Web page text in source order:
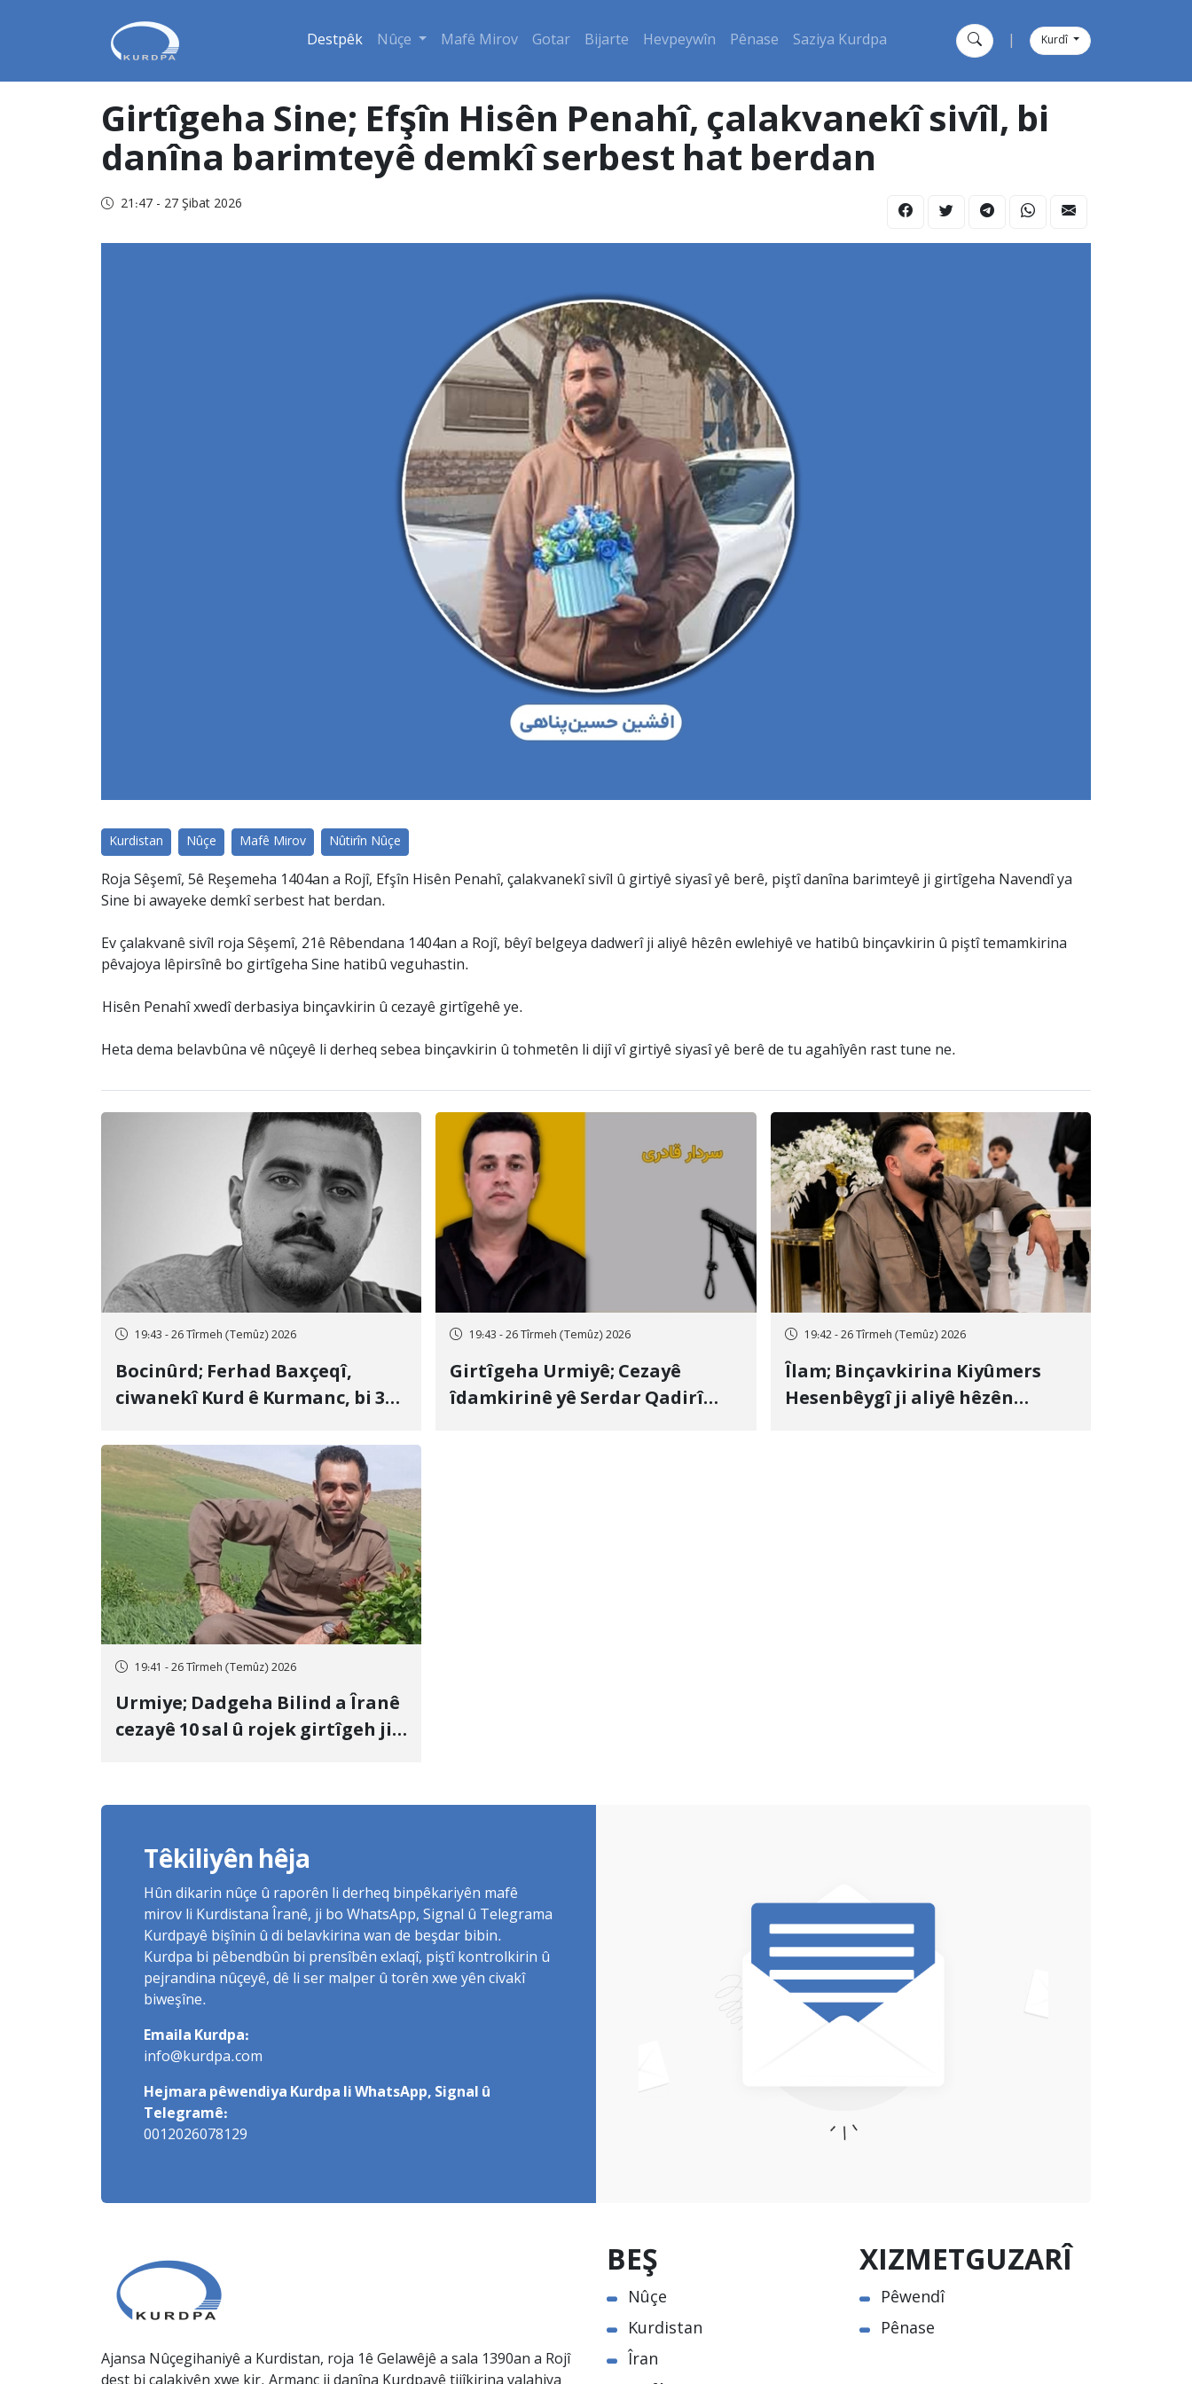
Destpêk Nûçe Mafê Mirov Gotar Bijarte Hevpeywîn Pênase Saziya Kurdpa Kurdî
Girtîgeha Sine; Efşîn Hisên Penahî, çalakvanekî sivîl, bi
danîna barimteyê demkî serbest hat berdan
21:47 - 27 Şibat 2026
Kurdistan Nûçe Mafê Mirov Nûtirîn Nûçe
Roja Sêşemî, 5ê Reşemeha 1404an a Rojî, Efşîn Hisên Penahî, çalakvanekî sivîl û girtiyê siyasî yê berê, piştî danîna barimteyê ji girtîgeha Navendî ya
Sine bi awayeke demkî serbest hat berdan.
Ev çalakvanê sivîl roja Sêşemî, 21ê Rêbendana 1404an a Rojî, bêyî belgeya dadwerî ji aliyê hêzên ewlehiyê ve hatibû binçavkirin û piştî temamkirina
pêvajoya lêpirsînê bo girtîgeha Sine hatibû veguhastin.
Hisên Penahî xwedî derbasiya binçavkirin û cezayê girtîgehê ye.
Heta dema belavbûna vê nûçeyê li derheq sebea binçavkirin û tohmetên li dijî vî girtiyê siyasî yê berê de tu agahîyên rast tune ne.
19:43 - 26 Tîrmeh (Temûz) 2026
Bocinûrd; Ferhad Baxçeqî,
ciwanekî Kurd ê Kurmanc, bi 3
cezakirin
19:43 - 26 Tîrmeh (Temûz) 2026
Girtîgeha Urmiyê; Cezayê
îdamkirinê yê Serdar Qadirî
19:42 - 26 Tîrmeh (Temûz) 2026
Îlam; Binçavkirina Kiyûmers
Hesenbêygî ji aliyê hêzên
19:41 - 26 Tîrmeh (Temûz) 2026
Urmiye; Dadgeha Bilind a Îranê
cezayê 10 sal û rojek girtîgeh ji
Têkiliyên hêja
Hûn dikarin nûçe û raporên li derheq binpêkariyên mafê
mirov li Kurdistana Îranê, ji bo WhatsApp, Signal û Telegrama
Kurdpayê bişînin û di belavkirina wan de beşdar bibin.
Kurdpa bi pêbendbûn bi prensîbên exlaqî, piştî kontrolkirin û
pejrandina nûçeyê, dê li ser malper û torên xwe yên civakî
biweşîne.
Emaila Kurdpa:
info@kurdpa.com
Hejmara pêwendiya Kurdpa li WhatsApp, Signal û
Telegramê:
0012026078129
Ajansa Nûçegihaniyê a Kurdistan, roja 1ê Gelawêjê a sala 1390an a Rojî
BEŞ
Nûçe
Kurdistan
Îran
XIZMETGUZARÎ
Pêwendî
Pênase